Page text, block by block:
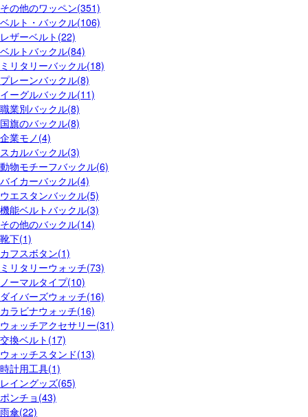
その他のワッペン(351)
ベルト・バックル(106)
レザーベルト(22)
ベルトバックル(84)
ミリタリーバックル(18)
プレーンバックル(8)
イーグルバックル(11)
職業別バックル(8)
国旗のバックル(8)
企業モノ(4)
スカルバックル(3)
動物モチーフバックル(6)
バイカーバックル(4)
ウエスタンバックル(5)
機能ベルトバックル(3)
その他のバックル(14)
靴下(1)
カフスボタン(1)
ミリタリーウォッチ(73)
ノーマルタイプ(10)
ダイバーズウォッチ(16)
カラビナウォッチ(16)
ウォッチアクセサリー(31)
交換ベルト(17)
ウォッチスタンド(13)
時計用工具(1)
レイングッズ(65)
ポンチョ(43)
雨傘(22)